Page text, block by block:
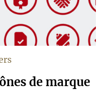
de marque